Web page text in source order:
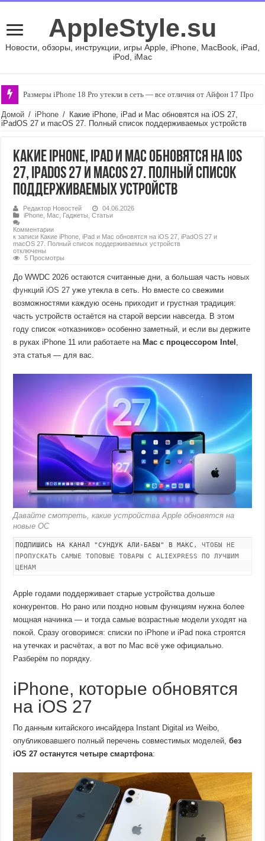
AppleStyle.su
Новости, обзоры, инструкции, игры Apple, iPhone, MacBook, iPad,
iPod, iMac
Скачал APK не из Google Play — что теперь будет с телефоном
Домой / iPhone / Какие iPhone, iPad и Mac обновятся на iOS 27,
iPadOS 27 и macOS 27. Полный список поддерживаемых устройств
Какие iPhone, iPad и Mac обновятся на iOS
27, iPadOS 27 и macOS 27. Полный список
поддерживаемых устройств
Редактор Новостей
04.06.2026
iPhone Mac Гаджеты ,Статьи
Комментарии
к записи Какие iPhone, iPad и Mac обновятся на iOS 27, iPadOS 27 и
macOS 27. Полный список поддерживаемых устройств
отключены
5 Просмотры
До WWDC 2026 остаются считанные дни, а большая часть новых
функций iOS 27 уже утекла в сеть. Но вместе со свежими
возможностями каждую осень приходит и грустная традиция:
часть устройств остаётся на старой версии навсегда. В этом
году список «отказников» особенно заметный, и если вы держите
в руках iPhone 11 или работаете наMac с процессором Intel ,
эта статья — для вас.
Давайте смотреть, какие устройства Apple обновятся на
новые ОС
ПОДПИШИСЬ НА КАНАЛ "СУНДУК АЛИ-БАБЫ" В МАКС , ЧТОБЫ НЕ
ПРОПУСКАТЬ САМЫЕ ТОПОВЫЕ ТОВАРЫ С ALIEXPRESS ПО ЛУЧШИМ
ЦЕНАМ
Apple годами поддерживает старые устройства дольше
конкурентов. Но рано или поздно новым функциям нужна более
мощная начинка — и тогда самые возрастные модели уходят на
покой. Сразу оговоримся: списки по iPhone и iPad пока строятся
на утечках и расчётах, а вот по Mac всё уже официально.
Разберём по порядку.
iPhone, которые обновятся
на iOS 27
По данным китайского инсайдера Instant Digital из Weibo,
опубликовавшего полный перечень совместимых моделей,без
iOS 27 останутся четыре смартфона: